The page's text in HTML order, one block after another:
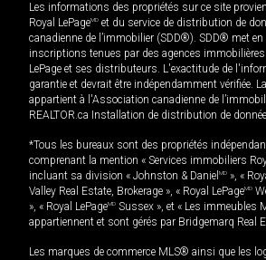
Les informations des propriétés sur ce site
Royal LePageMD et du service de distribution de
canadienne de l’immobilier (SDD®). SDD® met en
inscriptions tenues par des agences immobilières
LePage et ses distributeurs. L'exactitude de
garantie et devrait être indépendamment vérifiée.
appartient à l'Association canadienne de
REALTOR.ca Installation de distribution de
*Tous les bureaux sont des propriétés
comprenant la mention « Services immobiliers
incluant sa division « Johnston & Daniel MD », «
Valley Real Estate, Brokerage », « Royal LePageMD
», « Royal LePageMD Sussex », et « Les immeubles
appartiennent et sont gérés par Bridgemarq Real
Les marques de commerce MLS® ainsi que les